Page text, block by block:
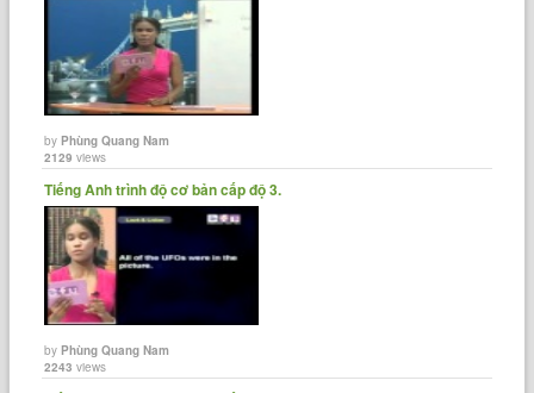
byPhùng Quang Nam
2129 views
Tiếng Anh trình độ cơ bản cấp độ 3.
byPhùng Quang Nam
2243 views